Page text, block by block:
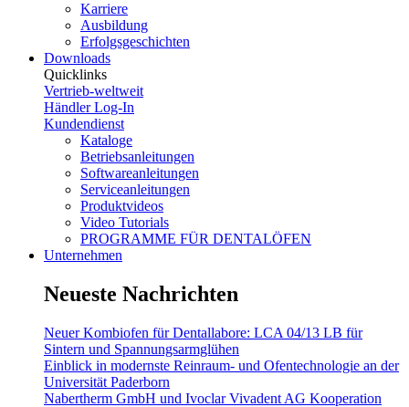
Karriere
Ausbildung
Erfolgsgeschichten
Downloads
Quicklinks
Vertrieb-weltweit
Händler Log-In
Kundendienst
Kataloge
Betriebsanleitungen
Softwareanleitungen
Serviceanleitungen
Produktvideos
Video Tutorials
PROGRAMME FÜR DENTALÖFEN
Unternehmen
Neueste Nachrichten
Neuer Kombiofen für Dentallabore: LCA 04/13 LB für
Sintern und Spannungsarmglühen
Einblick in modernste Reinraum- und Ofentechnologie an der
Universität Paderborn
Nabertherm GmbH und Ivoclar Vivadent AG Kooperation